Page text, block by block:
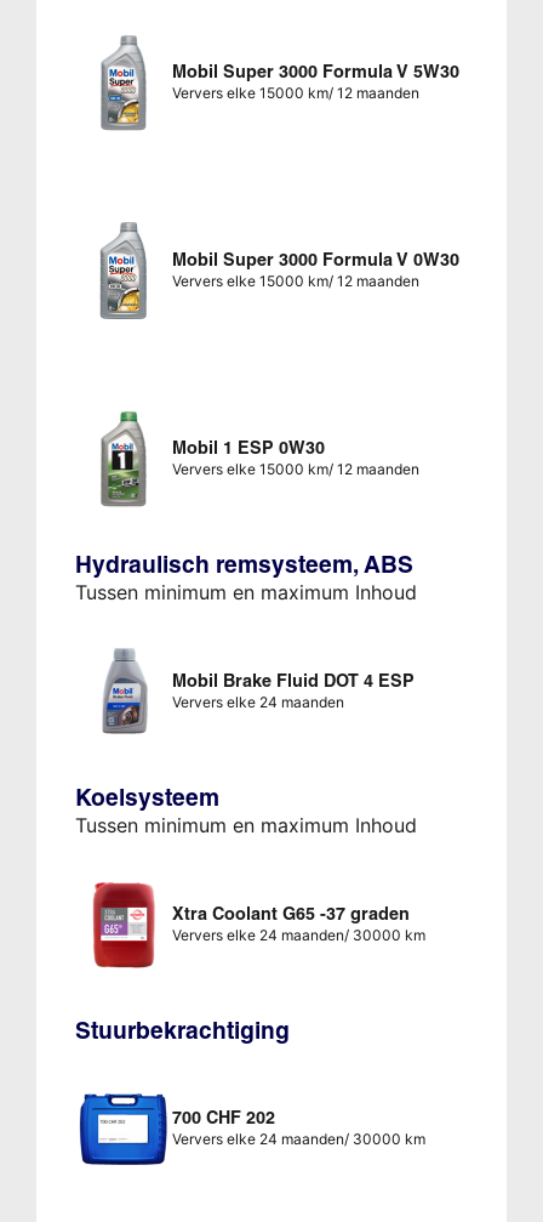
Mobil Super 3000 Formula V 5W30
Ververs elke 15000 km/ 12 maanden
Mobil Super 3000 Formula V 0W30
Ververs elke 15000 km/ 12 maanden
Mobil 1 ESP 0W30
Ververs elke 15000 km/ 12 maanden
Hydraulisch remsysteem, ABS
Tussen minimum en maximum Inhoud
Mobil Brake Fluid DOT 4 ESP
Ververs elke 24 maanden
Koelsysteem
Tussen minimum en maximum Inhoud
Xtra Coolant G65 -37 graden
Ververs elke 24 maanden/ 30000 km
Stuurbekrachtiging
700 CHF 202
Ververs elke 24 maanden/ 30000 km